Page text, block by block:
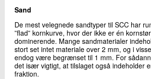
Sand
De mest velegnede sandtyper til SCC har
”flad” kornkurve, hvor der ikke er én
dominerende. Mange sandmaterialer
stort set intet materiale over 2 mm, og i
endog være begrænset til 1 mm. For
det især vigtigt, at tilslaget også indeholder
fraktion.